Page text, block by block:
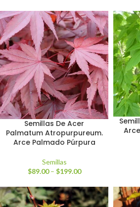
Semillas De Acer
Palmatum Atropurpureum.
Arce Palmado Púrpura
Semillas
$89.00 – $199.00